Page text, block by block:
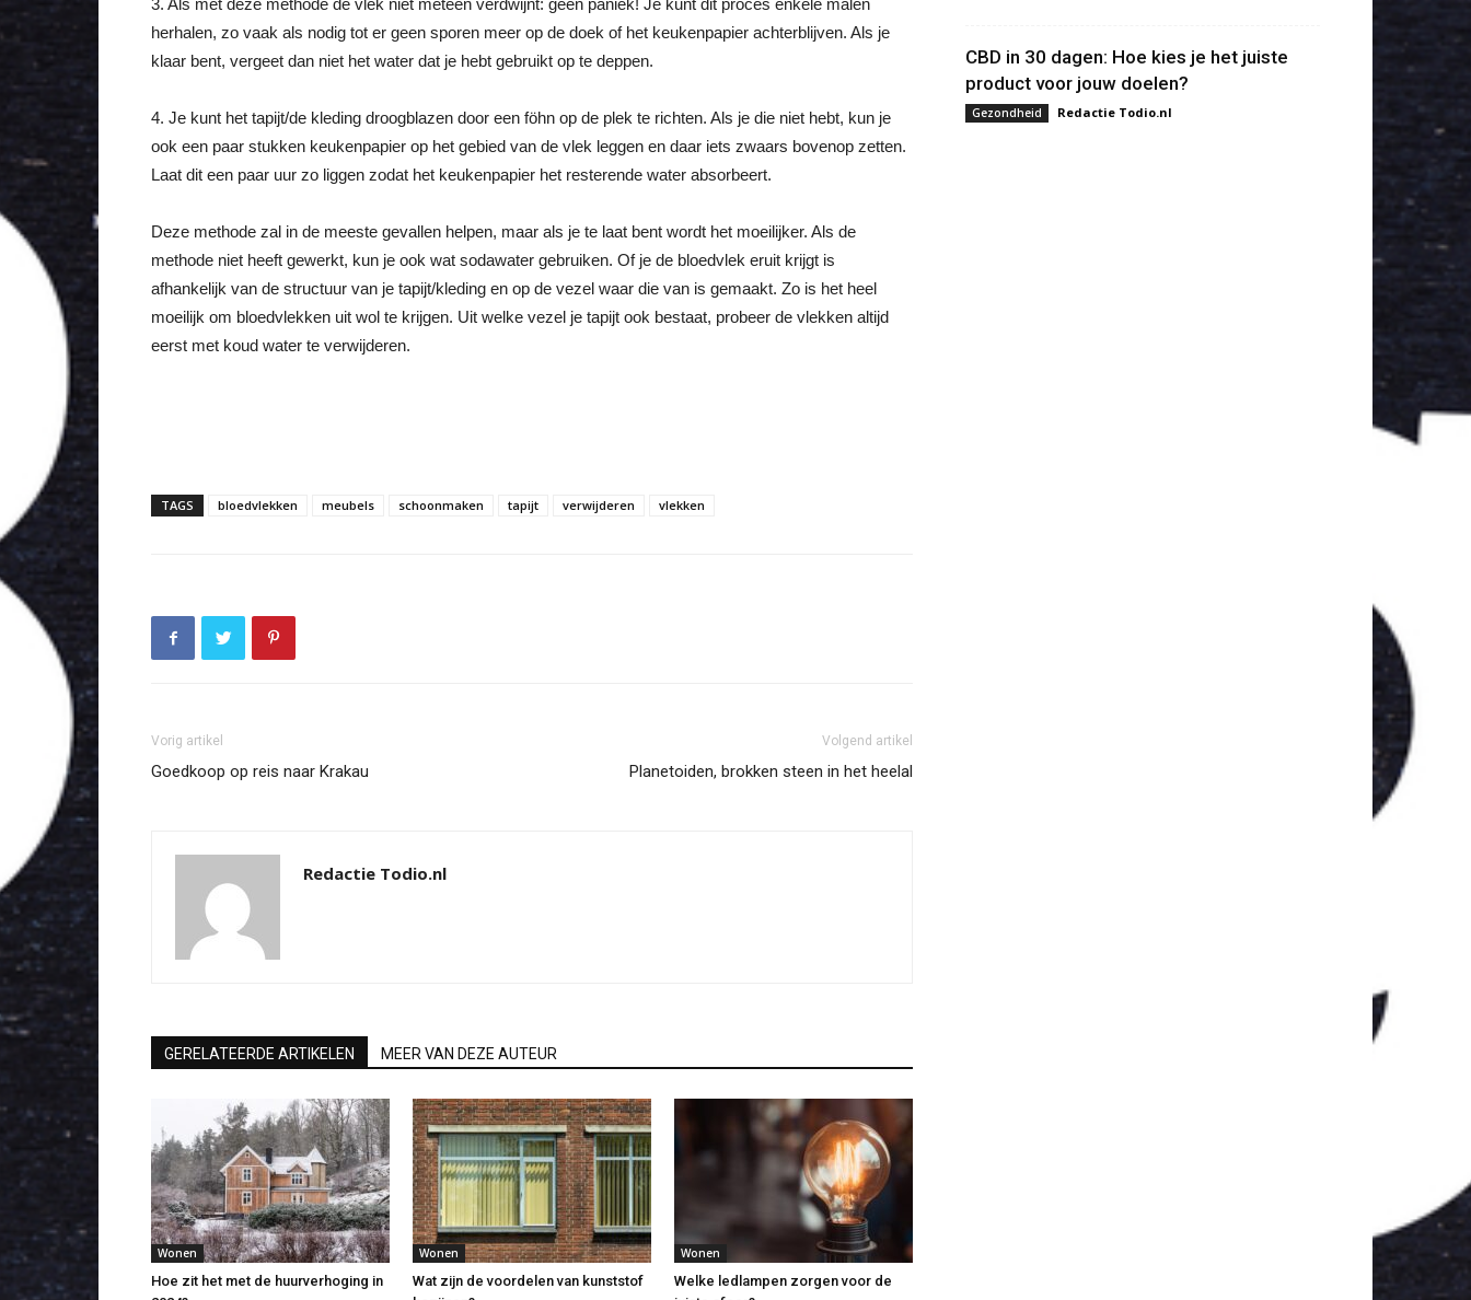
3. Als met deze methode de vlek niet meteen verdwijnt: geen paniek! Je kunt dit proces enkele malen
herhalen, zo vaak als nodig tot er geen sporen meer op de doek of het keukenpapier achterblijven. Als je
klaar bent, vergeet dan niet het water dat je hebt gebruikt op te deppen.
4. Je kunt het tapijt/de kleding droogblazen door een föhn op de plek te richten. Als je die niet hebt, kun je
ook een paar stukken keukenpapier op het gebied van de vlek leggen en daar iets zwaars bovenop zetten.
Laat dit een paar uur zo liggen zodat het keukenpapier het resterende water absorbeert.
Deze methode zal in de meeste gevallen helpen, maar als je te laat bent wordt het moeilijker. Als de
methode niet heeft gewerkt, kun je ook wat sodawater gebruiken. Of je de bloedvlek eruit krijgt is
afhankelijk van de structuur van je tapijt/kleding en op de vezel waar die van is gemaakt. Zo is het heel
moeilijk om bloedvlekken uit wol te krijgen. Uit welke vezel je tapijt ook bestaat, probeer de vlekken altijd
eerst met koud water te verwijderen.
TAGS bloedvlekken meubels schoonmaken tapijt verwijderen vlekken
Vorig artikel
Goedkoop op reis naar Krakau
Volgend artikel
Planetoiden, brokken steen in het heelal
Redactie Todio.nl
GERELATEERDE ARTIKELEN MEER VAN DEZE AUTEUR
Wonen
Hoe zit het met de huurverhoging in
Wonen
Wat zijn de voordelen van kunststof
Wonen
Welke ledlampen zorgen voor de
CBD in 30 dagen: Hoe kies je het juiste
product voor jouw doelen?
Gezondheid Redactie Todio.nl